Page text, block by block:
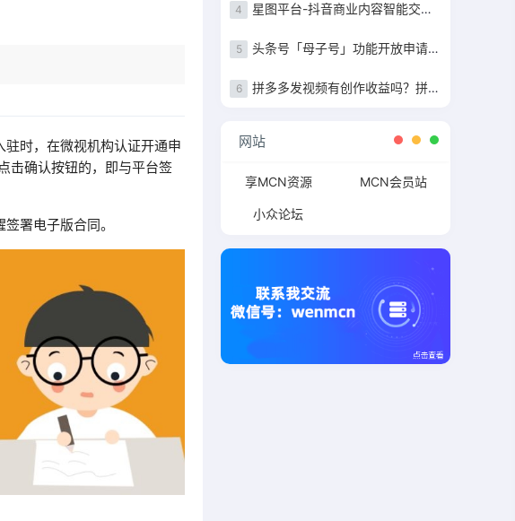
时，在微视机构认证开通申
击确认按钮的，即与平台签
署电子版合同。
4 星图平台-抖音商业内容智能交易&管理平台入驻指南
5 头条号「母子号」功能开放申请+母子号统一提现功能说明
6 拼多多发视频有创作收益吗？拼多多发视频收益详解
网站
享MCN资源 MCN会员站
小众论坛